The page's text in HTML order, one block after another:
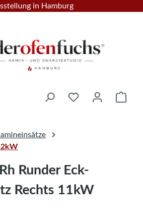
in Hamburg
Runder Eck-
Rechts 11kW